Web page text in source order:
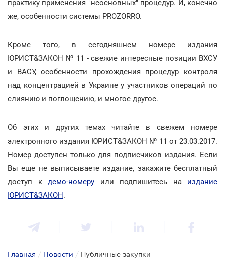
практику применения "неосновных" процедур. И, конечно
же, особенности системы PROZORRO.
Кроме того, в сегодняшнем номере издания
ЮРИСТ&ЗАКОН № 11 - свежие интересные позиции ВХСУ
и ВАСУ, особенности прохождения процедур контроля
над концентрацией в Украине у участников операций по
слиянию и поглощению, и многое другое.
Об этих и других темах читайте в свежем номере
электронного издания ЮРИСТ&ЗАКОН № 11 от 23.03.2017.
Номер доступен только для подписчиков издания. Если
Вы еще не выписываете издание, закажите бесплатный
доступ к демо-номеру или подпишитесь на издание
ЮРИСТ&ЗАКОН.
Главная / Новости / Публичные закупки